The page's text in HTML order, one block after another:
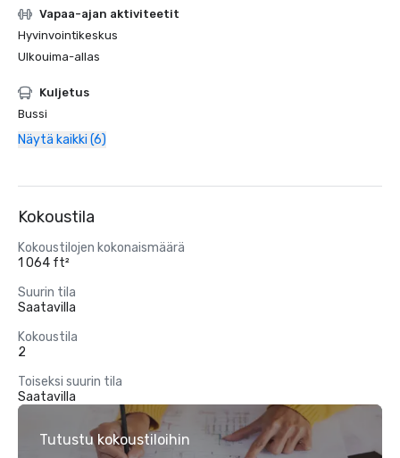
Vapaa-ajan aktiviteetit
Hyvinvointikeskus
Ulkouima-allas
Kuljetus
Bussi
Näytä kaikki (6)
Kokoustila
Kokoustilojen kokonaismäärä
1 064 ft²
Suurin tila
Saatavilla
Kokoustila
2
Toiseksi suurin tila
Saatavilla
Tutustu kokoustiloihin